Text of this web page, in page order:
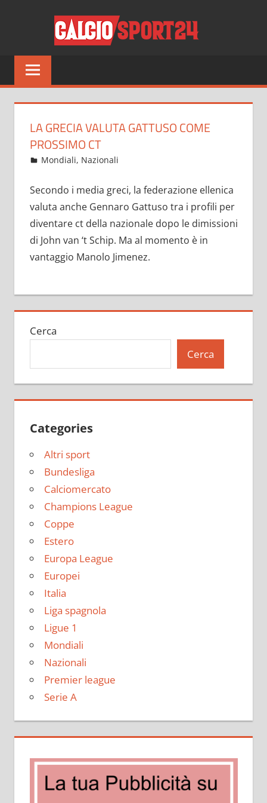
Tutto
sul
del
solo
LA GRECIA VALUTA GATTUSO COME
PROSSIMO CT
Dicembre 2, 2021
admin
Mondiali, Nazionali
Secondo i media greci, la federazione ellenica
valuta anche Gennaro Gattuso tra i profili per
diventare ct della nazionale dopo le dimissioni
di John van ‘t Schip. Ma al momento è in
vantaggio Manolo Jimenez.
Cerca
Cerca
Categories
Altri sport
Bundesliga
Calciomercato
Champions League
Coppe
Estero
Europa League
Europei
Italia
Liga spagnola
Ligue 1
Mondiali
Nazionali
Premier league
Serie A